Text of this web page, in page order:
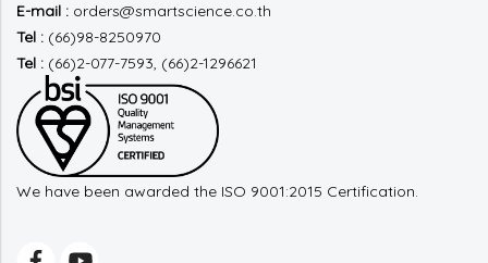
E-mail : orders@smartscience.co.th
Tel : (66)98-8250970
Tel : (66)2-077-7593, (66)2-1296621
We have been awarded the ISO 9001:2015 Certification.